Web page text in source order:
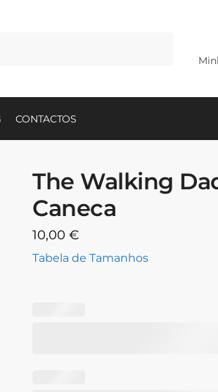
CONTACTOS
The Walking
Caneca
10,00€
Tabela de Tamanhos